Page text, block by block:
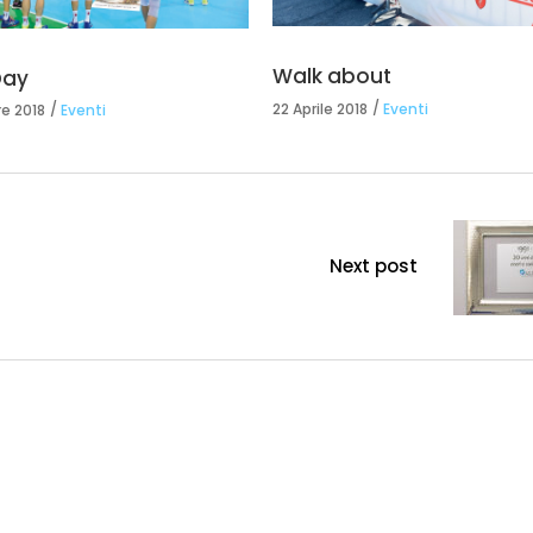
2018 Eventi
Walk about
22 Aprile 2018 Eventi
Next post